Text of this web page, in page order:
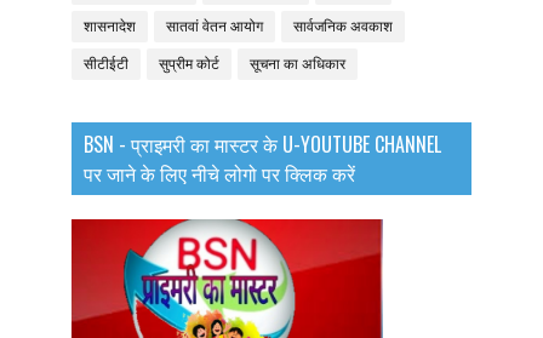
शासनादेश सातवां वेतन आयोग सार्वजनिक अवकाश
सीटीईटी सुप्रीम कोर्ट सूचना का अधिकार
BSN - प्राइमरी का मास्टर के U-YOUTUBE CHANNEL
पर जाने के लिए नीचे लोगो पर क्लिक करें